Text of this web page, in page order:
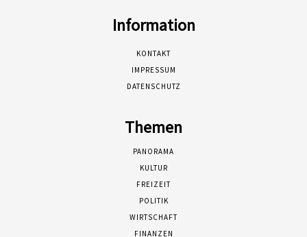
Information
KONTAKT
IMPRESSUM
DATENSCHUTZ
Themen
PANORAMA
KULTUR
FREIZEIT
POLITIK
WIRTSCHAFT
FINANZEN